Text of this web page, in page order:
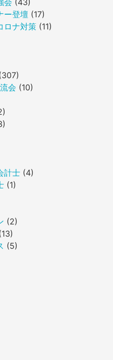
会 (43)
ー登壇 (17)
ロナ対策 (11)
会 (10)
計士 (4)
(1)
(2)
(5)